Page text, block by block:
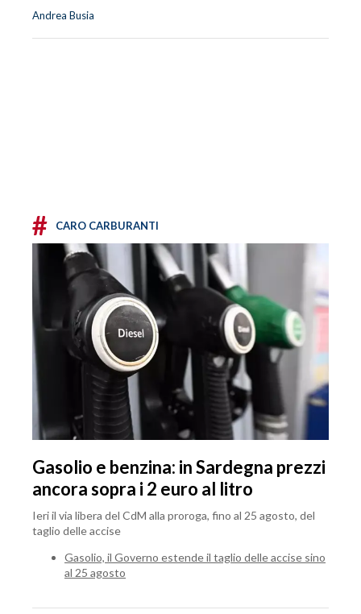
Andrea Busia
# CARO CARBURANTI
Gasolio e benzina: in Sardegna prezzi
ancora sopra i 2 euro al litro
Ieri il via libera del CdM alla proroga, fino al 25 agosto, del
taglio delle accise
Gasolio, il Governo estende il taglio delle accise sino
al 25 agosto